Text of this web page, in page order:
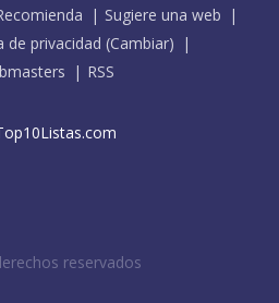
Sugiere una web
de privacidad (Cambiar)
RSS
reservados